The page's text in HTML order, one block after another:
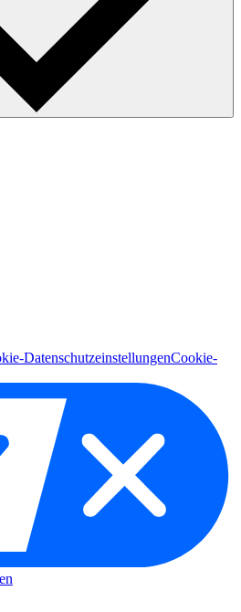
DatenschutzeinstellungenCookie-